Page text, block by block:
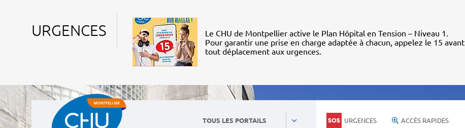
URGENCES
Le CHU de Montpellier active le Plan Hôpital en Tension – Niveau 1.
Pour garantir une prise en charge adaptée à chacun, appelez le 15 avant
tout déplacement aux urgences.
TOUS LES PORTAILS URGENCES ACCÈS RAPIDES